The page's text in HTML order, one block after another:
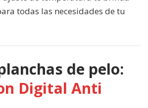
todas las necesidades de tu
de pelo:
Digital Anti